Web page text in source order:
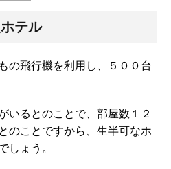
テル
の飛行機を利用し、５００台
いるとのことで、部屋数１２
のことですから、生半可なホ
しょう。